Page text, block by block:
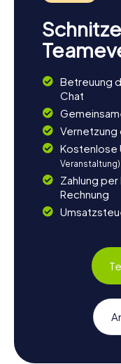
Betreuung
Chat
Vernetzung
Kostenlose
Veranstaltung)
Zahlung
Rechnung